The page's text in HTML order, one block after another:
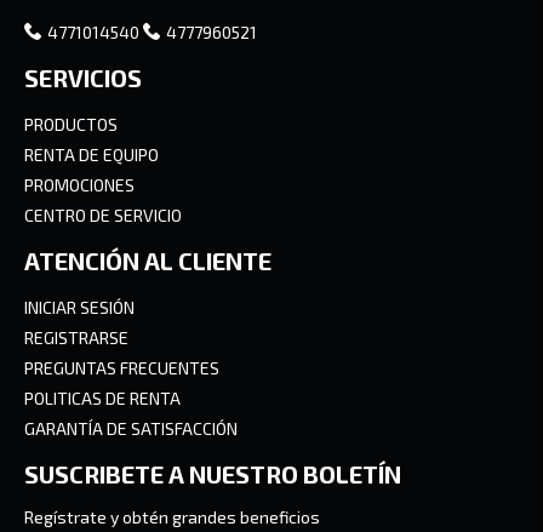
4771014540 4777960521
SERVICIOS
PRODUCTOS
RENTA DE EQUIPO
PROMOCIONES
CENTRO DE SERVICIO
ATENCIÓN AL CLIENTE
INICIAR SESIÓN
REGISTRARSE
PREGUNTAS FRECUENTES
POLITICAS DE RENTA
GARANTÍA DE SATISFACCIÓN
SUSCRIBETE A NUESTRO BOLETÍN
Regístrate y obtén grandes beneficios